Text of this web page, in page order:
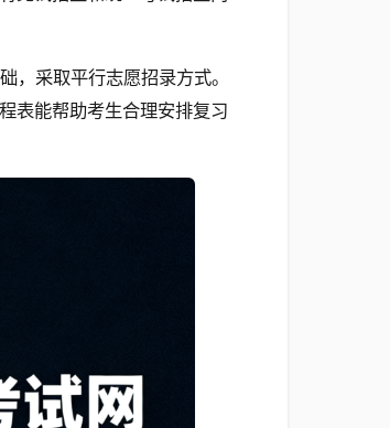
，采取平行志愿招录方式。
表能帮助考生合理安排复习